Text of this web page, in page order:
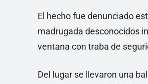
El hecho fue denunciado
madrugada desconocidos
ventana con traba de
Del lugar se llevaron una